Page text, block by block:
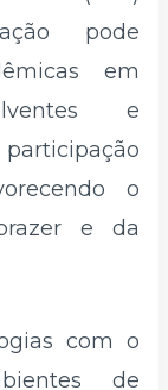
pode
em
e
o
e da
com o
de